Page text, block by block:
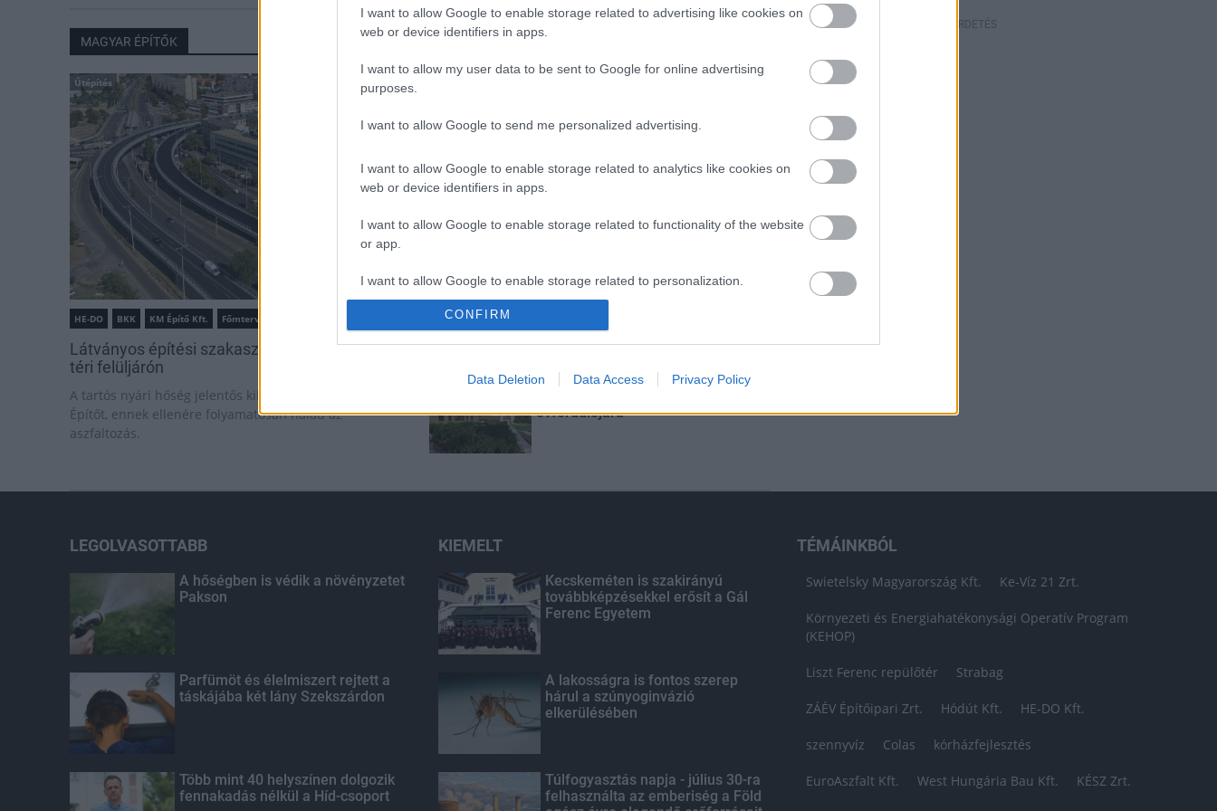
I want to allow Google to enable storage related to advertising like cookies on
web or device identifiers in apps.
I want to allow my user data to be sent to Google for online advertising
purposes.
I want to allow Google to send me personalized advertising.
I want to allow Google to enable storage related to analytics like cookies on
web or device identifiers in apps.
I want to allow Google to enable storage related to functionality of the website
or app.
I want to allow Google to enable storage related to personalization.
authentication functionality and fraud prevention, and other user protection.
CONFIRM
Data Deletion Data Access Privacy Policy
MAGYAR ÉPÍTŐK
Útépítés
HE-DO BKK KM Építő Kft. Főmterv Mérnöki Tervező Zrt.
Látványos építési szakasz indult be a Flórián
téri felüljárón
A tartós nyári hőség jelentős kihívás elé állítja a KM
Építőt, ennek ellenére folyamatosan halad az
aszfaltozás.
Paks II.: Mit jelent az 5. blokk új
Elkészült a Liszt Ferenc repülőtér
közelében lévő logisztikai bázis út-
Látlelet a hazai víziközművekről?
Egyetlen, fél évszázados
Épített öröksége megújításával is
évfordulójára
HIRDETÉS
LEGOLVASOTTABB
A hőségben is védik a növényzetet
Pakson
Parfümöt és élelmiszert rejtett a
táskájába két lány Szekszárdon
Több mint 40 helyszínen dolgozik
fennakadás nélkül a Híd-csoport
KIEMELT
Kecskeméten is szakirányú
továbbképzésekkel erősít a Gál
Ferenc Egyetem
A lakosságra is fontos szerep
hárul a szúnyoginvázió
elkerülésében
Túlfogyasztás napja - július 30-ra
felhasználta az emberiség a Föld
TÉMÁINKBÓL
Swietelsky Magyarország Kft. Ke-Víz 21 Zrt.
Környezeti és Energiahatékonysági Operatív Program
(KEHOP)
Liszt Ferenc repülőtér Strabag
ZÁÉV Építőipari Zrt. Hódút Kft. HE-DO Kft.
szennyvíz Colas kórházfejlesztés
EuroAszfalt Kft. West Hungária Bau Kft. KÉSZ Zrt.